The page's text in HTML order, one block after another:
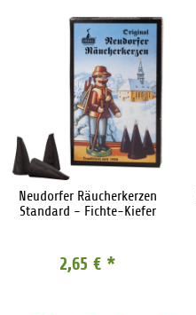
Neudorfer Räucherkerzen
Standard - Fichte-Kiefer
2,65 € *